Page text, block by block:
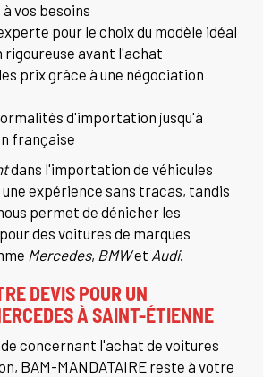
vos besoins
pour le choix du modèle idéal
avant l'achat
prix grâce à une négociation
d'importation jusqu'à
française
dans l'importation de véhicules
expérience sans tracas, tandis
permet de dénicher les
des voitures de marques
Mercedes, BMWet Audi.
DEVIS POUR UN
À SAINT-ÉTIENNE
concernant l'achat de voitures
BAM-MANDATAIRE reste à votre